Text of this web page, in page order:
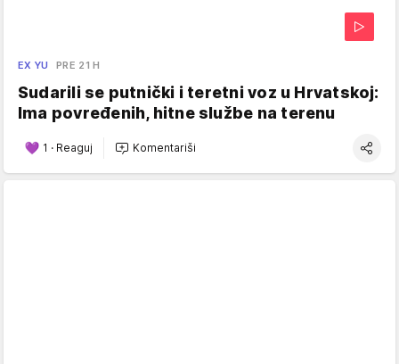
EX YU PRE 21 H
Sudarili se putnički i teretni voz u Hrvatskoj:
Ima povređenih, hitne službe na terenu
1 · Reaguj Komentariši